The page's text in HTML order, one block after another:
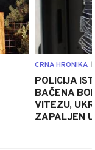
CRNA HRONIKA
POLICIJA
BAČENA
VITEZU,
ZAPALJEN